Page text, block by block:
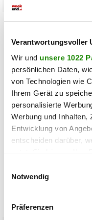
Verantwortungsvoller
Wir und unsere 1022
persönlichen Daten,
von Technologien wie
Ihrem Gerät zu
personalisierte
Werbung und Inhalten,
Entwicklung von
entscheiden darüber,
nutzt. Sie können Ihre
Trigger Symbol ändern
Informationen
Notwendig
Präferenzen
chronik
Langenzersdorf:
07.08.2026 UM 12:19, MARCEL
Nach dem Mord in
die Hintergründe der
nannte als Motiv reinen